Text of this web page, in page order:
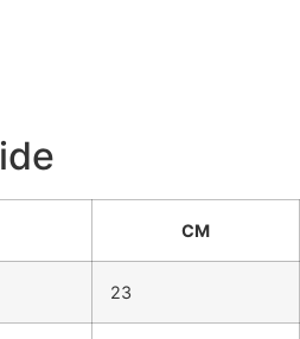
CM
23